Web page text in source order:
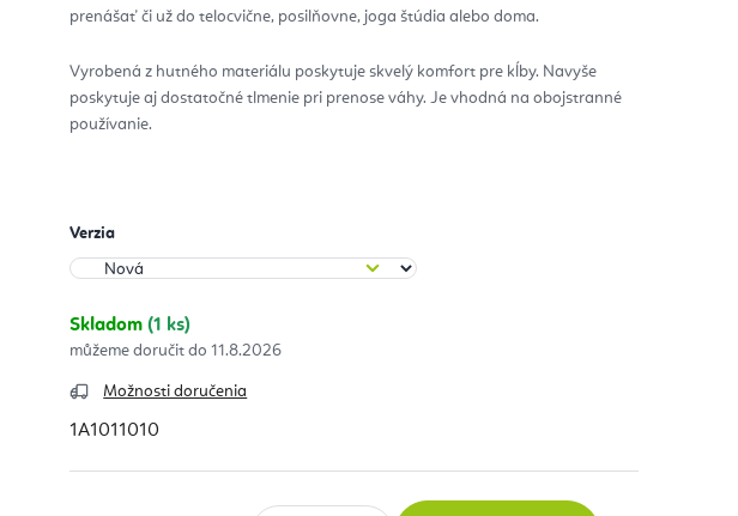
prenášať či už do telocvične, posilňovne, joga štúdia alebo doma.
Vyrobená z hutného materiálu poskytuje skvelý komfort pre kĺby. Navyše
poskytuje aj dostatočné tlmenie pri prenose váhy. Je vhodná na obojstranné
používanie.
Verzia
Skladom(1 ks)
11.8.2026
Možnosti doručenia
1A1011010